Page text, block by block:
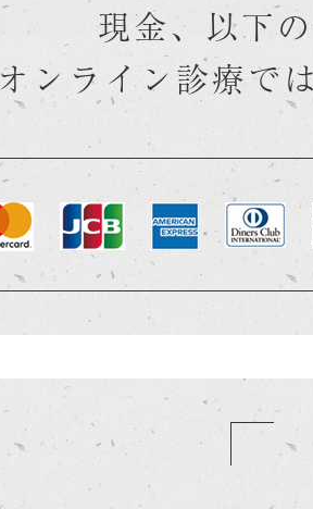
現金、以下
オンライン診療で